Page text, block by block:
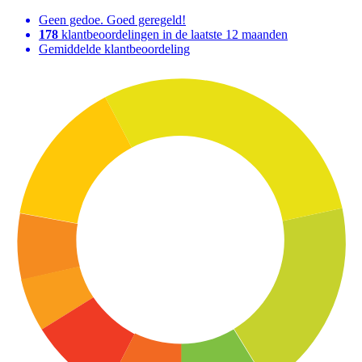
Geen gedoe. Goed geregeld!
178 klantbeoordelingen in de laatste 12 maanden
Gemiddelde klantbeoordeling